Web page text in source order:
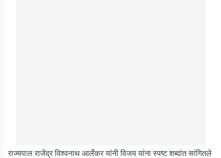
राज्यपाल राजेंद्र विश्वनाथ आर्लेकर यांनी विजय यांना स्पष्ट शब्दांत सांगितले